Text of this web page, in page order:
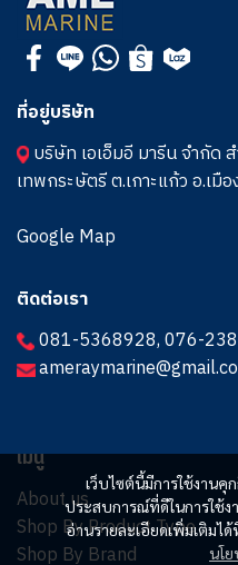
เว็บไซต์นี้มีการใช้งาน
ประสบการณ์ที่ดีในการใช้ง
อ่านรายละเอียดเพิ่มเติมได้
นโ
ที่อยู่บริษัท
บริษัท เอเอ็มอี มารีน จำกั
เทพกระษัตรี ต.เกาะแก้ว อ.เมื
Google Map
ติดต่อเรา
081-5368928,076-
เมนู
About us
Shop By Product Type
Shop By Brand